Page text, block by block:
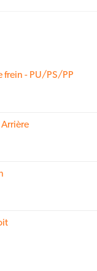
options
choisies
frein - PU/PS/PP
Arrière